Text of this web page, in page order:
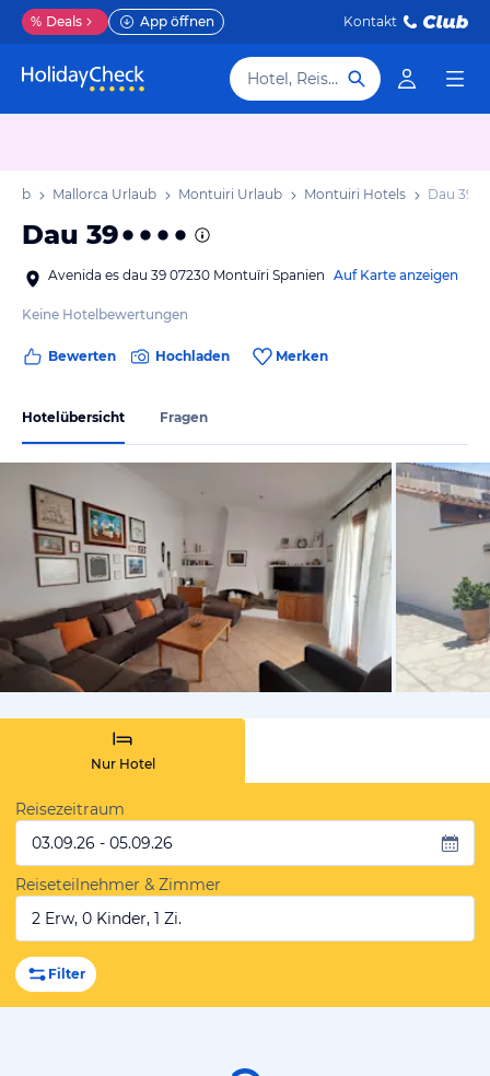
% Deals App öffnen Kontakt
Hotel, Reiseziel
Mallorca Urlaub Montuiri Urlaub Montuiri Hotels Dau 39
Dau 39
Avenida es dau 39 07230 Montuïri Spanien Auf Karte anzeigen
Keine Hotelbewertungen
Bewerten Hochladen Merken
Hotelübersicht Fragen
von
Nur Hotel
Reisezeitraum
03.09.26 - 05.09.26
Reiseteilnehmer & Zimmer
2 Erw, 0 Kinder, 1 Zi.
Filter